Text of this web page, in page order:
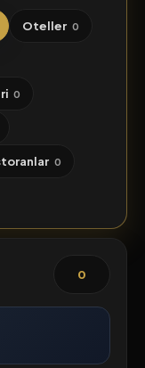
Oteller 0
0
0
0